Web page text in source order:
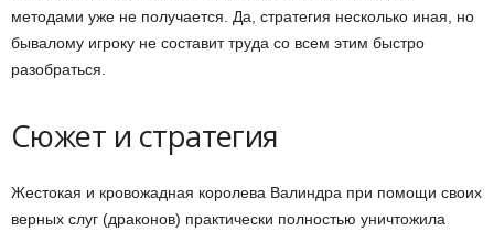
методами уже не получается. Да, стратегия несколько иная, но
бывалому игроку не составит труда со всем этим быстро
разобраться.
Сюжет и стратегия
Жестокая и кровожадная королева Валиндра при помощи своих
верных слуг (драконов) практически полностью уничтожила